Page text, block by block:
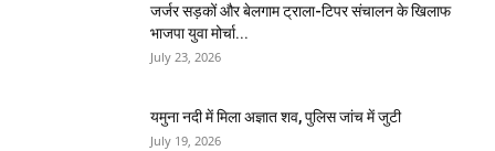
जर्जर सड़कों और बेलगाम ट्राला-टिपर संचालन के खिलाफ
भाजपा युवा मोर्चा...
July 23, 2026
यमुना नदी में मिला अज्ञात शव, पुलिस जांच में जुटी
July 19, 2026